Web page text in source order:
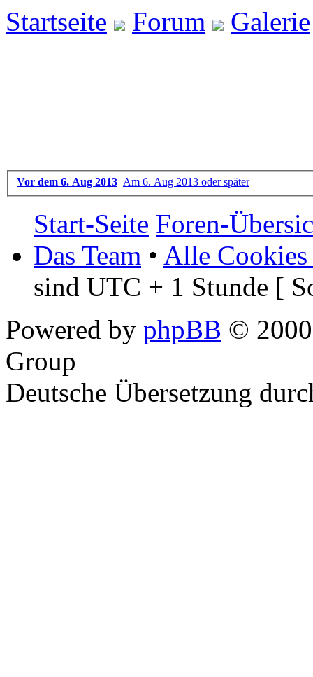
Startseite Forum Galerie
Vor dem 6. Aug 2013 Am 6. Aug 2013 oder später
Start-Seite Foren-
Das Team • Alle Cookies
sind UTC + 1 Stunde [
Powered by phpBB ©
Group
Deutsche Übersetzung